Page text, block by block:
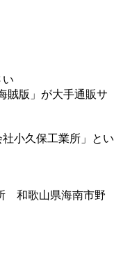
い
賊版」が大手通販サ
小久保工業所」とい
和歌山県海南市野